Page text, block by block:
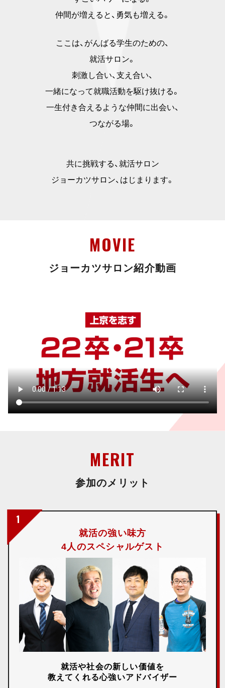
仲間が増えると、勇気も増える。
ここは、がんばる学生のための、
就活サロン。
刺激し合い、支え合い、
一緒になって就職活動を駆け抜ける。
一生付き合えるような仲間に出会い、
つながる場。
共に挑戦する、就活サロン
ジョーカツサロン、はじまります。
MOVIE
ジョーカツサロン紹介動画
MERIT
参加のメリット
1
就活の強い味方
4人のスペシャルゲスト
就活や社会の新しい価値を
教えてくれる心強いアドバイザー